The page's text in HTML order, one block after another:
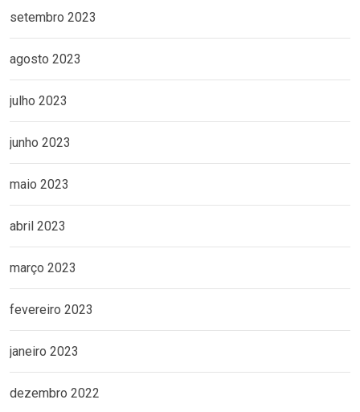
setembro 2023
agosto 2023
julho 2023
junho 2023
maio 2023
abril 2023
março 2023
fevereiro 2023
janeiro 2023
dezembro 2022